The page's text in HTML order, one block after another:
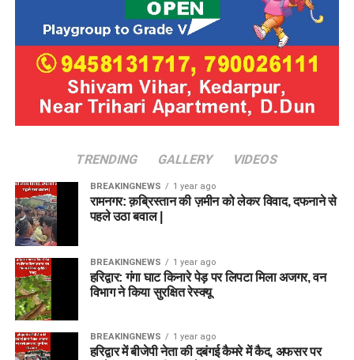
TRENDING GALLERY VIDEOS
BREAKINGNEWS 1 year ago
रामनगर: क़ब्रिस्तान की ज़मीन को लेकर विवाद, दफनाने से
पहले उठा बवाल |
BREAKINGNEWS 1 year ago
हरिद्वार: गंगा घाट किनारे पेड़ पर लिपटा मिला अजगर, वन
विभाग ने किया सुरक्षित रेस्क्यू
BREAKINGNEWS 1 year ago
हरिद्वार में बीजेपी नेता की दबंगई कैमरे में कैद, अफसर पर